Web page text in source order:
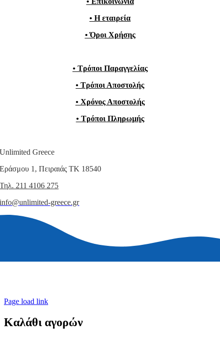
• Η εταιρεία
• Όροι Χρήσης
• Τρόποι Παραγγελίας
• Τρόποι Αποστολής
• Χρόνος Αποστολής
• Τρόποι Πληρωμής
Unlimited Greece
Εράσμου 1, Πειραιάς ΤΚ 18540
Τηλ. 211 4106 275
info@unlimited-greece.gr
Page load link
Καλάθι αγορών